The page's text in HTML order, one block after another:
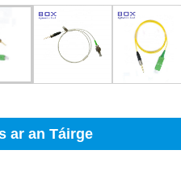
ar an Táirge